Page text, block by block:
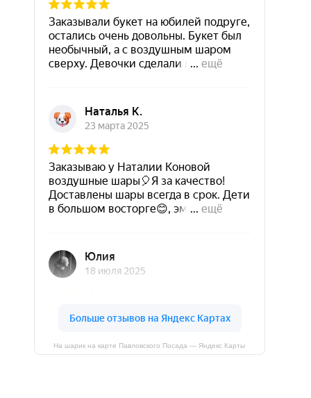
На шарик на карте Павловского Посада — Яндекс Карты